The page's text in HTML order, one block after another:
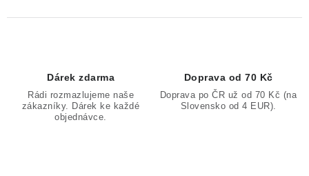
Dárek zdarma
Rádi rozmazlujeme naše
zákazníky. Dárek ke každé
objednávce.
Doprava od 70 Kč
Doprava po ČR už od 70 Kč (na
Slovensko od 4 EUR).